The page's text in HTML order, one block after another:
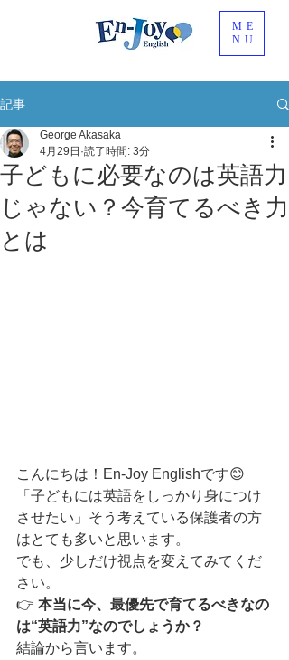
ME
NU
記事
子どもに必要なのは英語力
じゃない？今育てるべき力
とは
George Akasaka
4月29日 読了時間: 3分
こんにちは！En-Joy Englishです😊
「子どもには英語をしっかり身につけ
させたい」そう考えている保護者の方
はとても多いと思います。
でも、少しだけ視点を変えてみてくだ
さい。
👉 本当に今、最優先で育てるべきなの
は“英語力”なのでしょうか？
結論から言います。